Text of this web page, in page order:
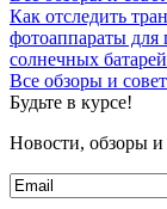
Как отследить
фотоаппараты для
солнечных батарей
Все обзоры и
Будьте в курсе!
Новости, обзоры и